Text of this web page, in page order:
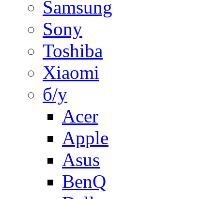
Samsung
Sony
Toshiba
Xiaomi
б/у
Acer
Apple
Asus
BenQ